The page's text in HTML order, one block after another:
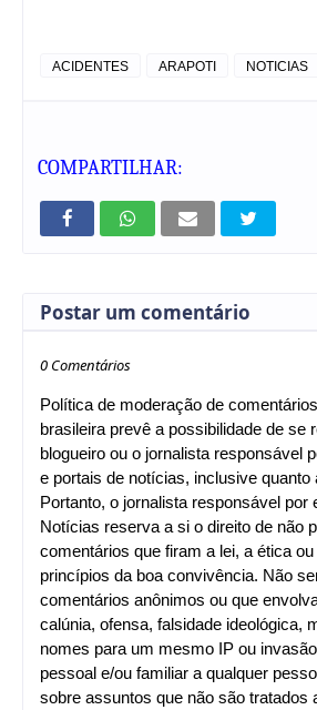
ACIDENTES ARAPOTI NOTICIAS
COMPARTILHAR:
Postar um comentário
0 Comentários
Política de moderação de
brasileira prevê a possibilidade de se
blogueiro ou o jornalista responsável
e portais de notícias, inclusive quanto
Portanto, o jornalista responsável por
Notícias reserva a si o direito de não
comentários que firam a lei, a ética
princípios da boa convivência. Não
comentários anônimos ou que
calúnia, ofensa, falsidade ideológica,
nomes para um mesmo IP ou
pessoal e/ou familiar a qualquer
sobre assuntos que não são tratados